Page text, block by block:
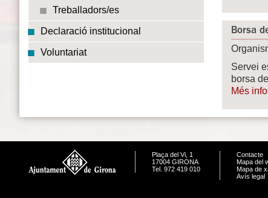
Treballadors/es
Declaració institucional
Voluntariat
Borsa
Servei
borsa
Més
Plaça del Vi, 1
17004 GIRONA
Tel. 972 419 010
Contacte
Mapa del
Mapa de
Avís legal